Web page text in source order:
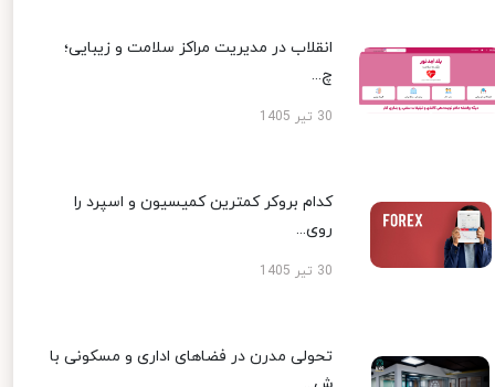
انقلاب در مدیریت مراکز سلامت و زیبایی؛
چ...
30 تیر 1405
کدام بروکر کمترین کمیسیون و اسپرد را
روی...
30 تیر 1405
تحولی مدرن در فضاهای اداری و مسکونی با